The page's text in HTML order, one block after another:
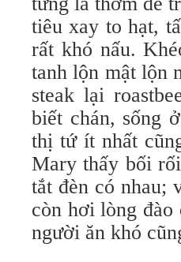
tiêu xay to hạt,
rất khó nấu.
tanh lộn mật lộn
steak lại
biết chán, sống
thị tứ ít nhất
Mary thấy bối
tắt đèn có nhau;
còn hơi lòng đào
người ăn khó